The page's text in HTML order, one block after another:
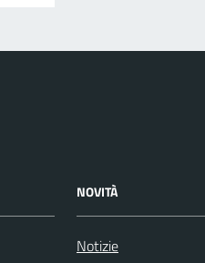
NOVITÀ
Notizie